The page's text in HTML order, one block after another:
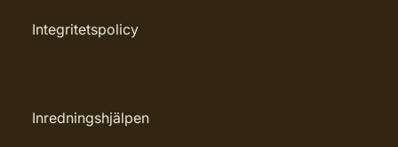
Integritetspolicy
Inredningshjälpen